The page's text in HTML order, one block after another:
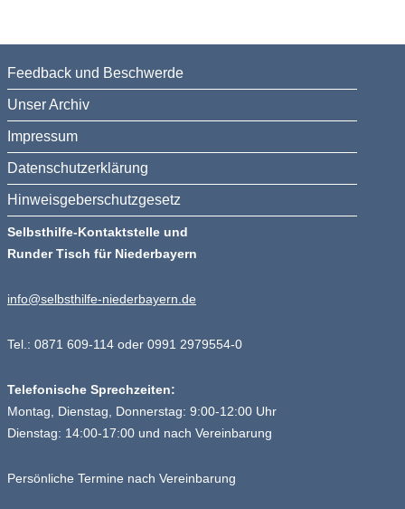
Feedback und Beschwerde
Unser Archiv
Impressum
Datenschutzerklärung
Hinweisgeberschutzgesetz
Selbsthilfe-Kontaktstelle und
Runder Tisch für Niederbayern
info@selbsthilfe-niederbayern.de
Tel.: 0871 609-114 oder 0991 2979554-0
Telefonische Sprechzeiten:
Montag, Dienstag, Donnerstag: 9:00-12:00 Uhr
Dienstag: 14:00-17:00 und nach Vereinbarung
Persönliche Termine nach Vereinbarung